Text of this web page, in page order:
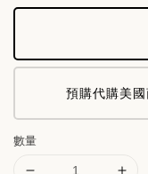
預購代購美
數量